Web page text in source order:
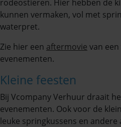
rodeostieren. Hier hebben de
kunnen vermaken, vol met
waterpret.
Zie hier een aftermovie van
evenementen.
Kleine feesten
Bij Vcompany Verhuur draait
evenementen. Ook voor de
leuke springkussens en